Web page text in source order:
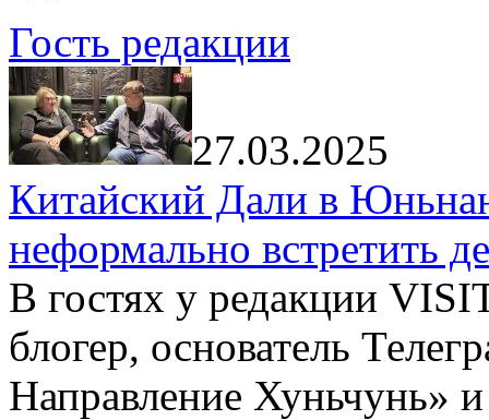
Гость редакции
27.03.2025
Китайский Дали в
неформально встретить
В гостях у редакции
блогер, основатель
Направление Хуньчунь»